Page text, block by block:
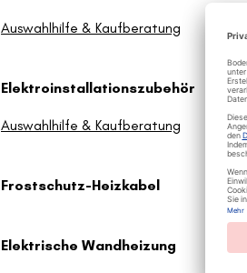
Auswahlhilfe & Kaufberatung
Elektroinstallationszubehör
Auswahlhilfe & Kaufberatung
Frostschutz-Heizkabel
Elektrische Wandheizung